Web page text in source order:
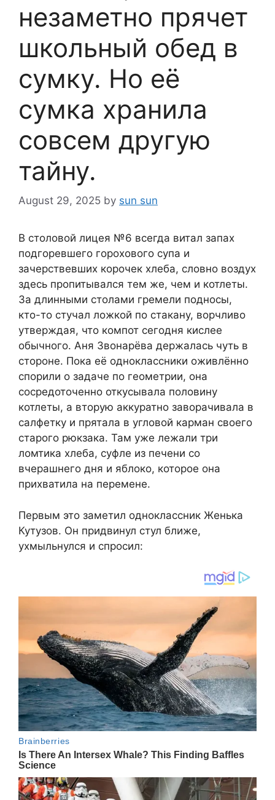
незаметно прячет
школьный обед в
сумку. Но её
сумка хранила
совсем другую
тайну.
August 29, 2025 by sun sun
В столовой лицея №6 всегда витал запах
подгоревшего горохового супа и
зачерствевших корочек хлеба, словно воздух
здесь пропитывался тем же, чем и котлеты.
За длинными столами гремели подносы,
кто-то стучал ложкой по стакану, ворчливо
утверждая, что компот сегодня кислее
обычного. Аня Звонарёва держалась чуть в
стороне. Пока её одноклассники оживлённо
спорили о задаче по геометрии, она
сосредоточенно откусывала половину
котлеты, а вторую аккуратно заворачивала в
салфетку и прятала в угловой карман своего
старого рюкзака. Там уже лежали три
ломтика хлеба, суфле из печени со
вчерашнего дня и яблоко, которое она
прихватила на перемене.
Первым это заметил одноклассник Женька
Кутузов. Он придвинул стул ближе,
ухмыльнулся и спросил: